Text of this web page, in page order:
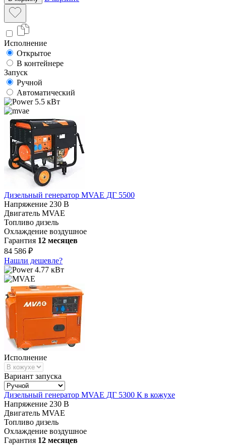
Исполнение
Открытое
В контейнере
Запуск
Ручной
Автоматический
5.5 кВт
Дизельный генератор MVAE ДГ 5500
Напряжение 230 В
Двигатель MVAE
Топливо дизель
Охлаждение воздушное
Гарантия 12 месяцев
84 586 ₽
Нашли дешевле?
4.77 кВт
Исполнение
Вариант запуска
Дизельный генератор MVAE ДГ 5300 К в кожухе
Напряжение 230 В
Двигатель MVAE
Топливо дизель
Охлаждение воздушное
Гарантия 12 месяцев